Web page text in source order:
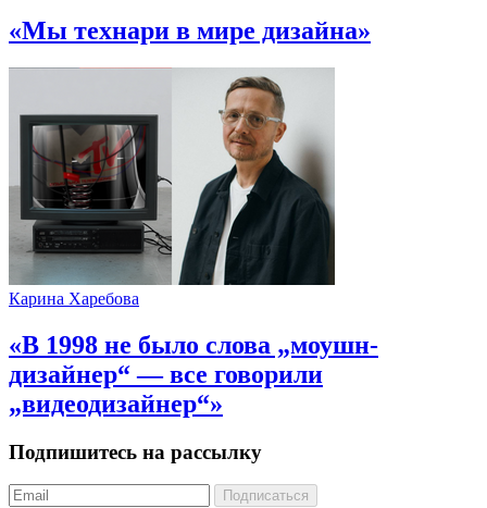
«Мы технари в мире дизайна»
Карина Харебова
«В 1998 не было слова „моушн-
дизайнер“ — все говорили
„видеодизайнер“»
Подпишитесь на рассылку
Подписаться